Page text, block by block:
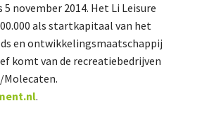
november 2014. Het Li Leisure
als startkapitaal van het
en ontwikkelingsmaatschappij
komt van de recreatiebedrijven
Molecaten.
.